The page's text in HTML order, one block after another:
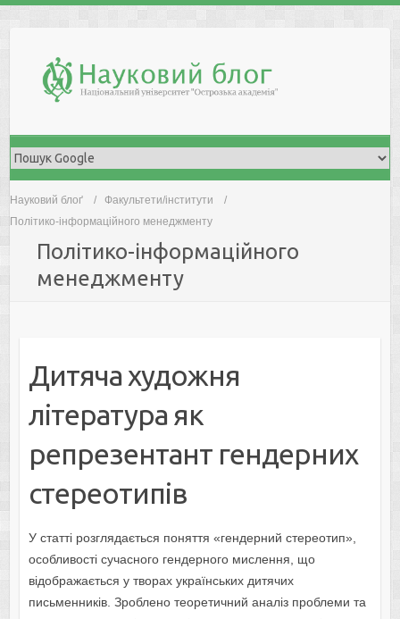
Науковий блоґ
Факультети/інститути
Політико-інформаційного менеджменту
Політико-інформаційного
менеджменту
Дитяча художня
література як
репрезентант гендерних
стереотипів
У статті розглядається поняття «гендерний стереотип»,
особливості сучасного гендерного мислення, що
відображається у творах українських дитячих
письменників. Зроблено теоретичний аналіз проблеми та